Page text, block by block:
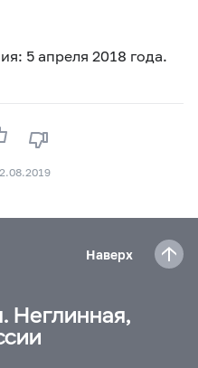
5 апреля 2018 года.
Наверх
Неглинная,